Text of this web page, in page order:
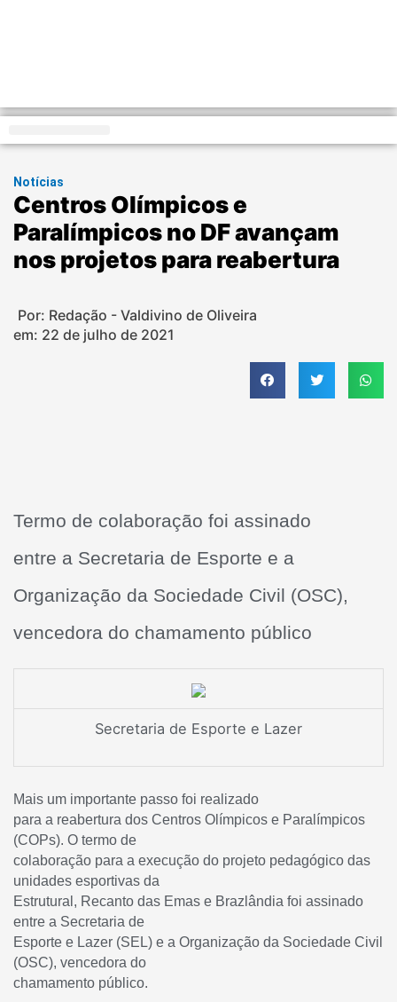
Notícias
Centros Olímpicos e
Paralímpicos no DF avançam
nos projetos para reabertura
Por: Redação - Valdivino de Oliveira
em: 22 de julho de 2021
Termo de colaboração foi assinado
entre a Secretaria de Esporte e a
Organização da Sociedade Civil (OSC),
vencedora do chamamento público
Secretaria de Esporte e Lazer
Mais um importante passo foi realizado
para a reabertura dos Centros Olímpicos e Paralímpicos
(COPs). O termo de
colaboração para a execução do projeto pedagógico das
unidades esportivas da
Estrutural, Recanto das Emas e Brazlândia foi assinado
entre a Secretaria de
Esporte e Lazer (SEL) e a Organização da Sociedade Civil
(OSC), vencedora do
chamamento público.